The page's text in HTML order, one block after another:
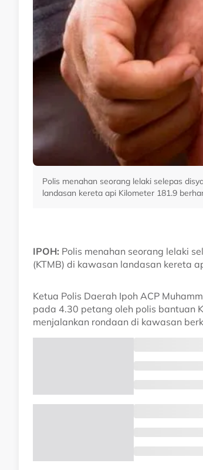
Polis menahan seorang lelaki selepas
landasan kereta api Kilometer 181.9
IPOH: Polis menahan seorang lelaki
(KTMB) di kawasan landasan kereta
Ketua Polis Daerah Ipoh ACP
pada 4.30 petang oleh polis bantuan
menjalankan rondaan di kawasan